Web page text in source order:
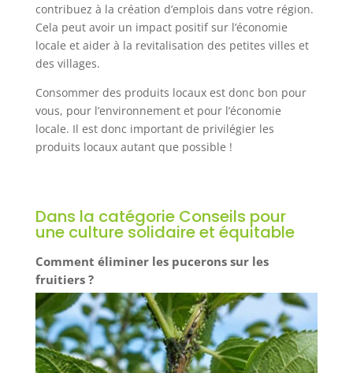
contribuez à la création d’emplois dans votre région.
Cela peut avoir un impact positif sur l’économie
locale et aider à la revitalisation des petites villes et
des villages.
Consommer des produits locaux est donc bon pour
vous, pour l’environnement et pour l’économie
locale. Il est donc important de privilégier les
produits locaux autant que possible !
Dans la catégorie Conseils pour
une culture solidaire et équitable
Comment éliminer les pucerons sur les
fruitiers ?